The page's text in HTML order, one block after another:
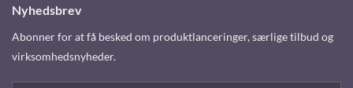
Nyhedsbrev
Abonner for at få besked om produktlanceringer, særlige tilbud og
virksomhedsnyheder.